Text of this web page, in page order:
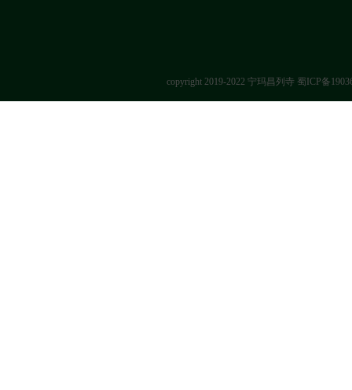
copyright 2019-2022 宁玛昌列寺 蜀ICP备